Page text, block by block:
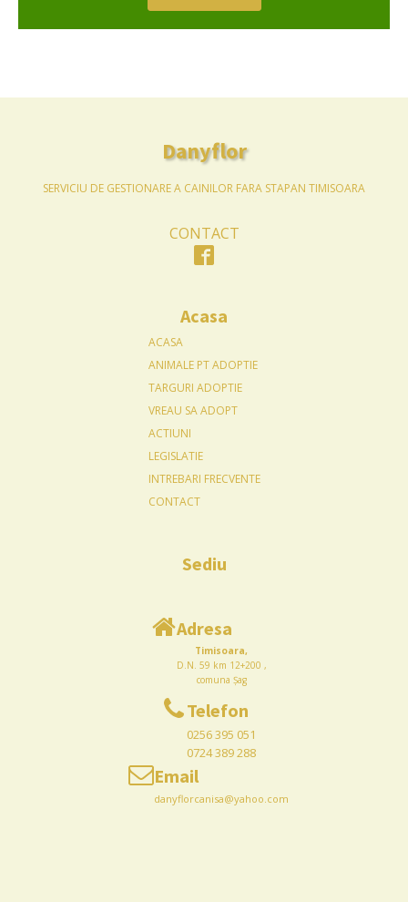
Danyflor
SERVICIU DE GESTIONARE A CAINILOR FARA STAPAN TIMISOARA
CONTACT
Acasa
ACASA
ANIMALE PT ADOPTIE
TARGURI ADOPTIE
VREAU SA ADOPT
ACTIUNI
LEGISLATIE
INTREBARI FRECVENTE
CONTACT
Sediu
Adresa
Timisoara,
D.N. 59 km 12+200 ,
comuna Șag
Telefon
0256 395 051
0724 389 288
Email
danyflorcanisa@yahoo.com